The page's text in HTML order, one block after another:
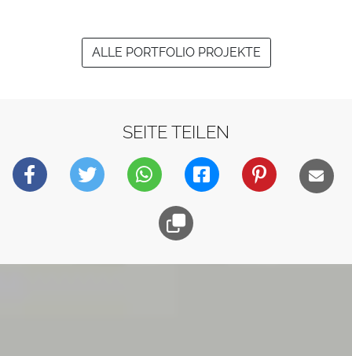
ALLE PORTFOLIO PROJEKTE
SEITE TEILEN